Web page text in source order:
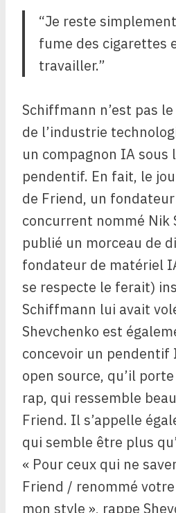
Je reste
fume des cigarettes
travailler.
Schiffmann n’est pas
de l’industrie
un compagnon IA sous
pendentif. En fait, le
de Friend, un
concurrent nommé Nik
publié un morceau de
fondateur de matériel
se respecte le ferait)
Schiffmann lui avait
Shevchenko est
concevoir un pendentif
open source, qu’il
rap, qui ressemble
Friend. Il s’appelle
qui semble être plus
« Pour ceux qui ne
Friend / renommé
mon style », rappe